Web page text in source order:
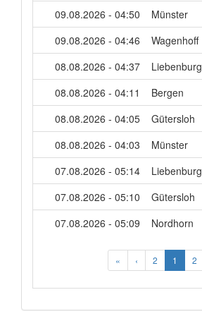
09.08.2026 - 04:50
Münster
09.08.2026 - 04:46
Wagenhoff
08.08.2026 - 04:37
Liebenburg
08.08.2026 - 04:11
Bergen
08.08.2026 - 04:05
Gütersloh
08.08.2026 - 04:03
Münster
07.08.2026 - 05:14
Liebenburg
07.08.2026 - 05:10
Gütersloh
07.08.2026 - 05:09
Nordhorn
« ‹ 2 1 2